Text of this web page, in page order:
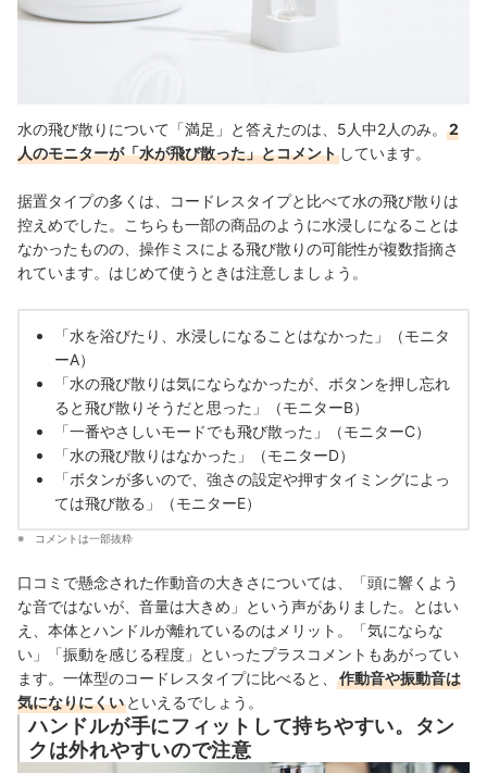
水の飛び散りについて「満足」と答えたのは、5人中2人のみ。
2
人のモニターが「水が飛び散った」とコメント しています。
据置タイプの多くは、コードレスタイプと比べて水の飛び散りは
控えめでした。こちらも一部の商品のように水浸しになることは
なかったものの、 操作ミスによる飛び散りの可能性が複数指摘さ
れています。はじめて使うときは注意しましょう。
「水を浴びたり、水浸しになることはなかった」（モニタ
ーA）
「水の飛び散りは気にならなかったが、ボタンを押し忘れ
ると飛び散りそうだと思った」（モニターB）
「一番やさしいモードでも飛び散った」（モニターC）
「水の飛び散りはなかった」（モニターD）
「ボタンが多いので、強さの設定や押すタイミングによっ
ては飛び散る」（モニターE）
コメントは一部抜粋
口コミで懸念された作動音の大きさについては、「頭に響くよう
な音ではないが、音量は大きめ」という声がありました。とはい
え、本体とハンドルが離れているのはメリット。「気にならな
い」「振動を感じる程度」といったプラスコメントもあがってい
ます。 一体型のコードレスタイプに比べると、
作動音や振動音は
気になりにくい といえるでしょう。
ハンドルが手にフィットして持ちやすい。タン
クは外れやすいので注意